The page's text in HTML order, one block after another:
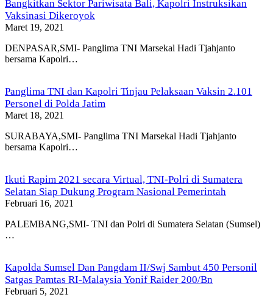
Bangkitkan Sektor Pariwisata Bali, Kapolri Instruksikan
Vaksinasi Dikeroyok
Maret 19, 2021
DENPASAR,SMI- Panglima TNI Marsekal Hadi Tjahjanto
bersama Kapolri…
Panglima TNI dan Kapolri Tinjau Pelaksaan Vaksin 2.101
Personel di Polda Jatim
Maret 18, 2021
SURABAYA,SMI- Panglima TNI Marsekal Hadi Tjahjanto
bersama Kapolri…
Ikuti Rapim 2021 secara Virtual, TNI-Polri di Sumatera
Selatan Siap Dukung Program Nasional Pemerintah
Februari 16, 2021
PALEMBANG,SMI- TNI dan Polri di Sumatera Selatan (Sumsel)
…
Kapolda Sumsel Dan Pangdam II/Swj Sambut 450 Personil
Satgas Pamtas RI-Malaysia Yonif Raider 200/Bn
Februari 5, 2021